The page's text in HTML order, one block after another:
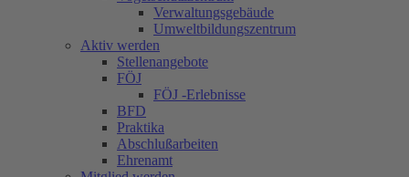
Verwaltungsgebäude
Umweltbildungszentrum
Aktiv werden
Stellenangebote
FÖJ
FÖJ -Erlebnisse
BFD
Praktika
Abschlußarbeiten
Ehrenamt